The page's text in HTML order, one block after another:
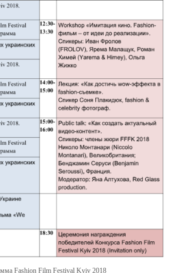
Fashion Film Festival Kyiv 2018